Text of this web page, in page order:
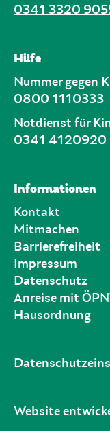
0341 3320
Hilfe
Nummer gegen
0800 1110333
Notdienst für
0341 4120920
Informationen
Kontakt
Mitmachen
Barrierefreiheit
Impressum
Datenschutz
Anreise mit
Hausordnung
Website